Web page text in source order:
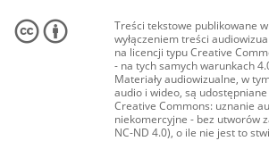
Treści tekstowe publikowane
wyłączeniem treści
na licencji typu Creative
- na tych samych warunkach
Materiały audiowizualne, w
audio i wideo, są
Creative Commons: uznanie
niekomercyjne - bez utworów
NC-ND 4.0), o ile nie jest to